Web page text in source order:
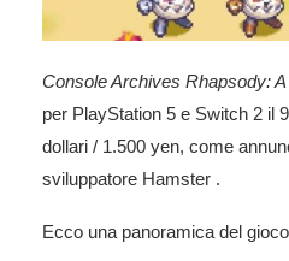
Console Archives Rhapsody:
per PlayStation 5 e Switch 2 il
dollari / 1.500 yen, come
sviluppatore Hamster .
Ecco una panoramica del